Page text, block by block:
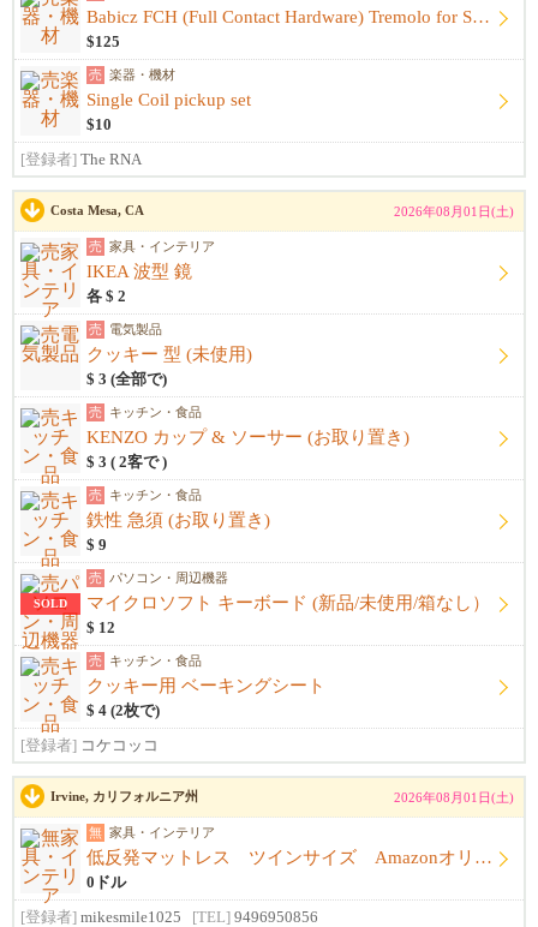
Babicz FCH (Full Contact Hardware) Tremolo for Strat - Gold
$125
売 楽器・機材
Single Coil pickup set
$10
[登録者] The RNA
Costa Mesa, CA 2026年08月01日(土)
売 家具・インテリア
IKEA 波型 鏡
各 $ 2
売 電気製品
クッキー 型 (未使用)
$ 3 (全部で)
売 キッチン・食品
KENZO カップ & ソーサー (お取り置き)
$ 3 ( 2客で )
売 キッチン・食品
鉄性 急須 (お取り置き)
$ 9
SOLD
売 パソコン・周辺機器
マイクロソフト キーボード (新品/未使用/箱なし）
$ 12
売 キッチン・食品
クッキー用 ベーキングシート
$ 4 (2枚で)
[登録者] コケコッコ
Irvine, カリフォルニア州 2026年08月01日(土)
無 家具・インテリア
低反発マットレス ツインサイズ Amazonオリジナル
0ドル
[登録者] mikesmile1025 [TEL] 9496950856